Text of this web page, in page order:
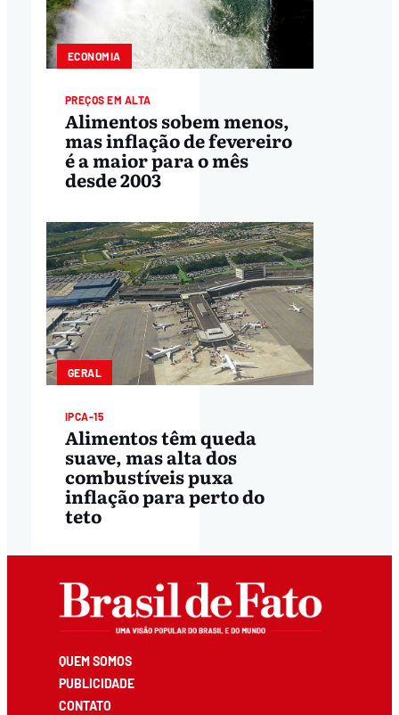
ECONOMIA
PREÇOS EM ALTA
Alimentos sobem menos,
mas inflação de fevereiro
é a maior para o mês
desde 2003
GERAL
IPCA-15
Alimentos têm queda
suave, mas alta dos
combustíveis puxa
inflação para perto do
teto
QUEM SOMOS
PUBLICIDADE
CONTATO